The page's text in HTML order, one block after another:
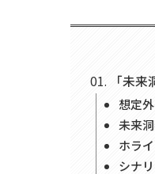
「未
想定
未来
ホラ
シナ